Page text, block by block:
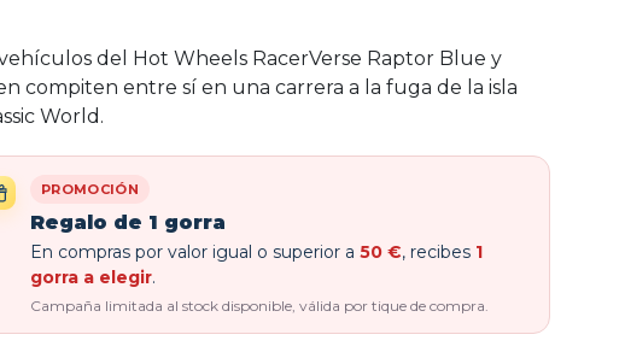
del Hot Wheels RacerVerse Raptor Blue y
compiten entre sí en una carrera a la fuga de la isla
World.
PROMOCIÓN
Regalo de 1 gorra
En compras por valor igual o superior a 50 €, recibes 1
gorra a elegir.
Campaña limitada al stock disponible, válida por tique de compra.